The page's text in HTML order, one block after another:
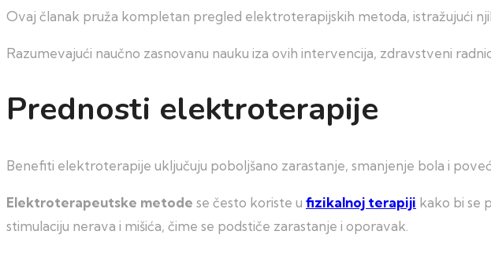
Ovaj članak pruža kompletan pregled elektroterapijskih metoda, istražujući
Razumevajući naučno zasnovanu nauku iza ovih intervencija, zdravstveni
Prednosti elektroterapije
Benefiti elektroterapije uključuju poboljšano zarastanje, smanjenje bola i
Elektroterapeutske metode se često koriste u fizikalnoj terapiji kako bi se
stimulaciju nerava i mišića, čime se podstiče zarastanje i oporavak.